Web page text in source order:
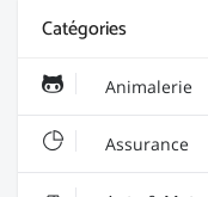
Catégories
Animalerie
Assurance